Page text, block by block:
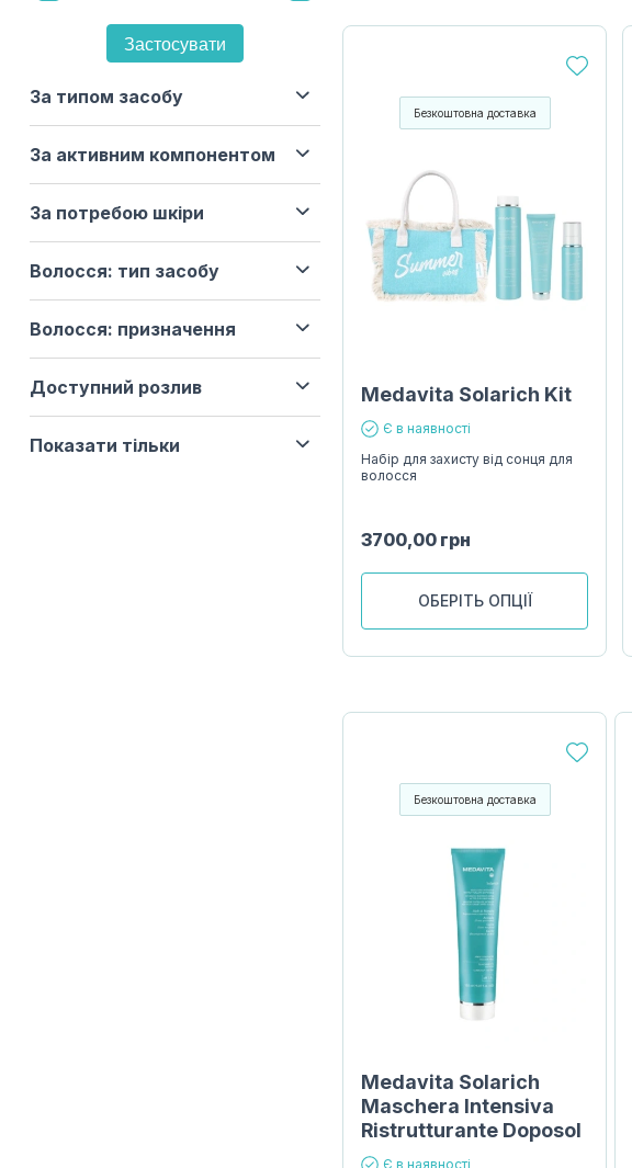
Застосувати
За типом засобу
За активним компонентом
За потребою шкіри
Волосся: тип засобу
Волосся: призначення
Доступний розлив
Показати тільки
Безкоштовна доставка
Medavita Solarich Kit
Є в наявності
Набір для захисту від сонця для
волосся
3700,00 грн
ОБЕРІТЬ ОПЦІЇ
Безкоштовна доставка
Medavita Solarich
Maschera Intensiva
Ristrutturante Doposol
Є в наявності